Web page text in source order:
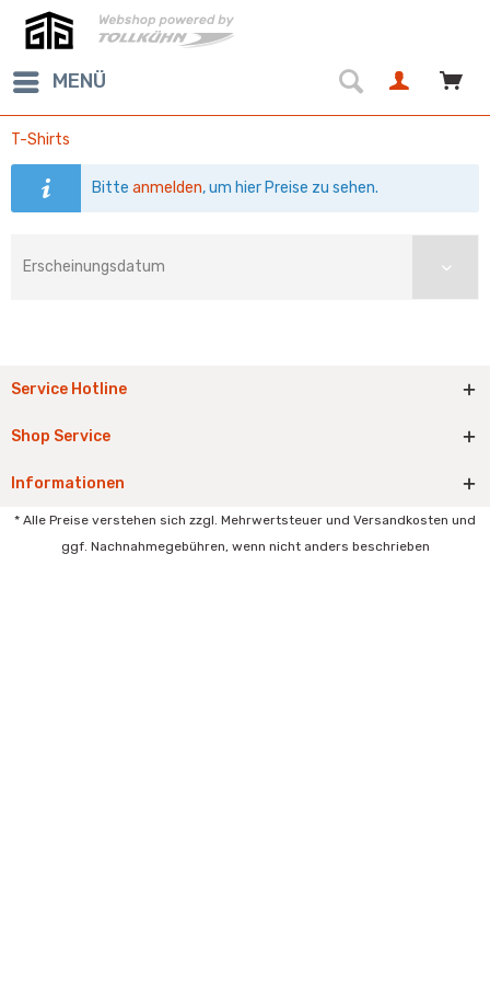
MENÜ
T-Shirts
Bitteanmelden, um hier Preise zu sehen.
Service Hotline
Shop Service
Informationen
* Alle Preise verstehen sich zzgl. Mehrwertsteuer und Versandkosten und
ggf. Nachnahmegebühren, wenn nicht anders beschrieben